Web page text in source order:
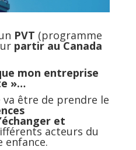
PVT (programme
partir au Canada
mon entreprise
»…
va être de prendre le
et
acteurs du